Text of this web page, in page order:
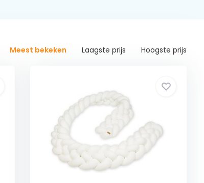
Meest bekeken Laagste prijs Hoogste prijs